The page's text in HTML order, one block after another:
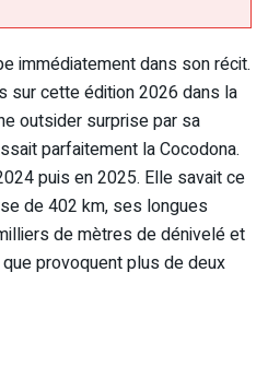
immédiatement dans son récit.
sur cette édition 2026 dans la
outsider surprise par sa
parfaitement la Cocodona.
puis en 2025. Elle savait ce
de 402 km, ses longues
de mètres de dénivelé et
provoquent plus de deux